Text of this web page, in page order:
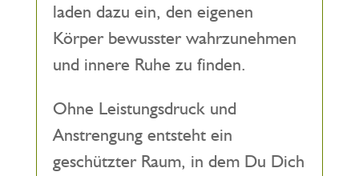
laden dazu ein, den eigenen
Körper bewusster wahrzunehmen
und innere Ruhe zu finden.
Ohne Leistungsdruck und
Anstrengung entsteht ein
geschützter Raum, in dem Du Dich